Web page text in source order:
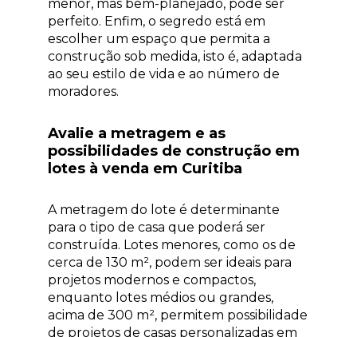
menor, mas bem-planejado, pode ser
perfeito. Enfim, o segredo está em
escolher um espaço que permita a
construção sob medida, isto é, adaptada
ao seu estilo de vida e ao número de
moradores.
Avalie a metragem e as
possibilidades de construção em
lotes à venda em Curitiba
A metragem do lote é determinante
para o tipo de casa que poderá ser
construída. Lotes menores, como os de
cerca de 130 m², podem ser ideais para
projetos modernos e compactos,
enquanto lotes médios ou grandes,
acima de 300 m², permitem possibilidade
de projetos de casas personalizadas em